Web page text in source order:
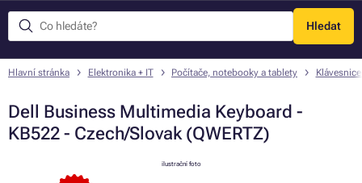
Hledat
Menu
Hlavní stránka Elektronika + IT Počítače, notebooky a tablety
Dell Business Multimedia Keyboard -
KB522 - Czech/Slovak (QWERTZ)
ilustrační foto